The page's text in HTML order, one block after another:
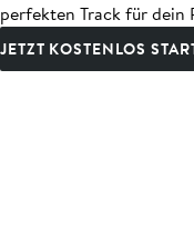
perfekten Track für dein
JETZT KOSTENLOS